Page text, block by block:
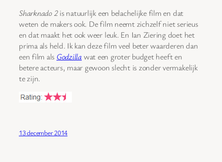
Sharknado 2is natuurlijk een belachelijke film en dat
weten de makers ook. De film neemt zichzelf niet serieus
en dat maakt het ook weer leuk. En Ian Ziering doet het
prima als held. Ik kan deze film veel beter waarderen dan
een film als Godzillawat een groter budget heeft en
betere acteurs, maar gewoon slecht is zonder vermakelijk
te zijn.
13 december 2014